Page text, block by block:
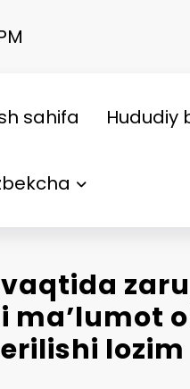
sahifa Hududiy
vaqtida
ma’lumot
lozim